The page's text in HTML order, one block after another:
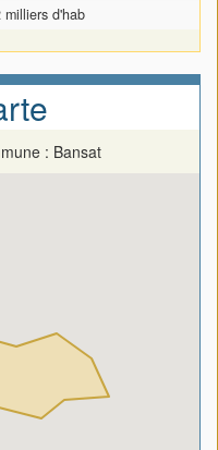
milliers d'hab
: Bansat